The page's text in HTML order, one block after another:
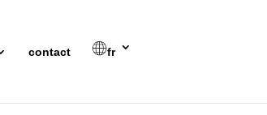
contact fr